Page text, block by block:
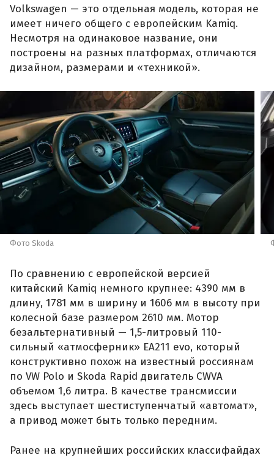
Volkswagen — это отдельная модель, которая не
имеет ничего общего с европейским Kamiq.
Несмотря на одинаковое название, они
построены на разных платформах, отличаются
дизайном, размерами и «техникой».
Фото Skoda
По сравнению с европейской версией
китайский Kamiq немного крупнее: 4390 мм в
длину, 1781 мм в ширину и 1606 мм в высоту при
колесной базе размером 2610 мм. Мотор
безальтернативный — 1,5-литровый 110-
сильный «атмосферник» ЕА211 evo, который
конструктивно похож на известный россиянам
по VW Polo и Skoda Rapid двигатель CWVA
объемом 1,6 литра. В качестве трансмиссии
здесь выступает шестиступенчатый «автомат»,
а привод может быть только передним.
Ранее на крупнейших российских классифайдах